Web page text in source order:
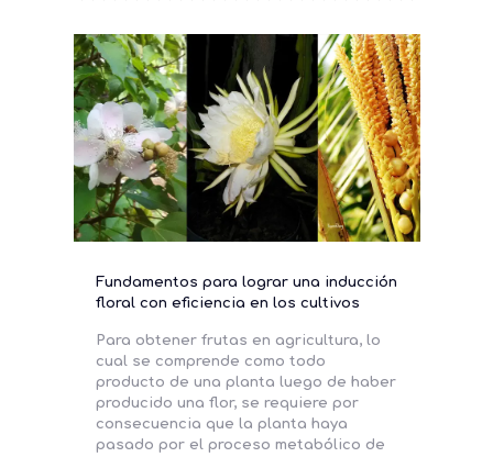
Fundamentos para lograr una inducción
floral con eficiencia en los cultivos
Para obtener frutas en agricultura, lo
cual se comprende como todo
producto de una planta luego de haber
producido una flor, se requiere por
consecuencia que la planta haya
pasado por el proceso metabólico de